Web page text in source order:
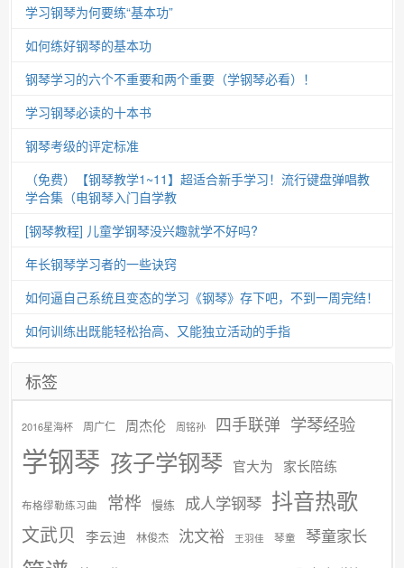
学习钢琴为何要练“基本功”
如何练好钢琴的基本功
钢琴学习的六个不重要和两个重要（学钢琴必看）！
学习钢琴必读的十本书
钢琴考级的评定标准
（免费）【钢琴教学1~11】超适合新手学习！流行键盘弹唱教
学合集（电钢琴入门自学教
[钢琴教程] 儿童学钢琴没兴趣就学不好吗?
年长钢琴学习者的一些诀窍
如何逼自己系统且变态的学习《钢琴》存下吧，不到一周完结！
如何训练出既能轻松抬高、又能独立活动的手指
标签
2016星海杯 周广仁 周杰伦 周铭孙 四手联弹 学琴经验
学钢琴 孩子学钢琴 官大为 家长陪练
布格缪勒练习曲 常桦 慢练 成人学钢琴 抖音热歌
文武贝 李云迪 林俊杰 沈文裕 王羽佳 琴童 琴童家长